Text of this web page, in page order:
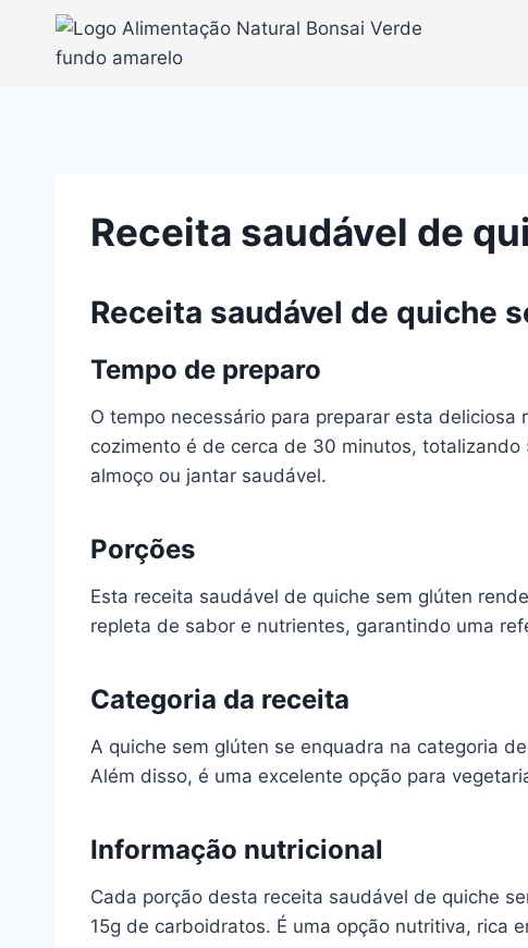
Receita saudável de
Receita saudável de quiche
Tempo de preparo
O tempo necessário para preparar esta
cozimento é de cerca de 30 minutos,
almoço ou jantar saudável.
Porções
Esta receita saudável de quiche sem glúten
repleta de sabor e nutrientes, garantindo uma
Categoria da receita
A quiche sem glúten se enquadra na categoria
Além disso, é uma excelente opção para
Informação nutricional
Cada porção desta receita saudável de quiche
15g de carboidratos. É uma opção nutritiva, rica